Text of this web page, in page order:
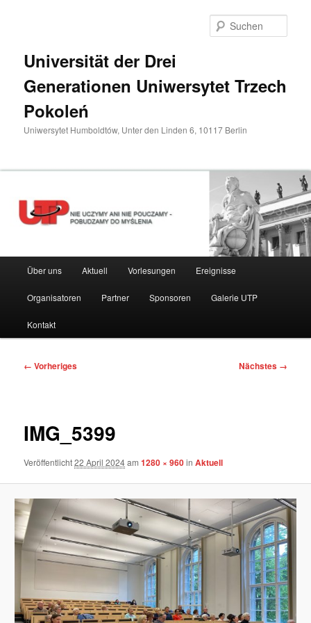
Universität der Drei
Generationen Uniwersytet Trzech
Pokoleń
Uniwersytet Humboldtów, Unter den Linden 6, 10117 Berlin
HauptmenüÜber uns Aktuell Vorlesungen Ereignisse
Organisatoren Partner Sponsoren Galerie UTP
Kontakt
Bilder-
← Vorheriges Nächstes →
IMG_5399
Veröffentlicht22 April 2024am1280 × 960inAktuell